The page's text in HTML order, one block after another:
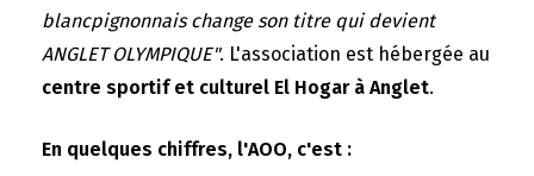
blancpignonnais change son titre qui devient
ANGLET OLYMPIQUE". L'association est hébergée au
centre sportif et culturel El Hogar à Anglet.
En quelques chiffres, l'AOO, c'est :